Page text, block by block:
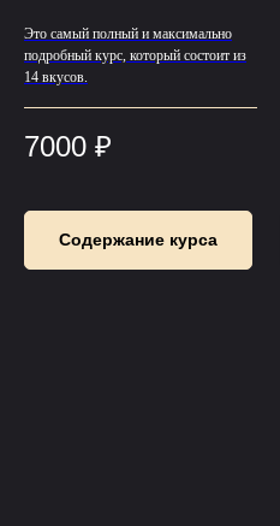
Это самый полный и максимально
подробный курс, который состоит из
14 вкусов.
7000 ₽
Содержание курса